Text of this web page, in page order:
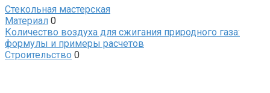
Стекольная мастерская
Материал 0
Количество воздуха для сжигания природного газа:
формулы и примеры расчетов
Строительство 0